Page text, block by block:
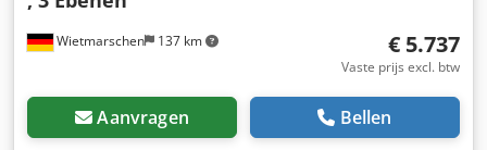
van uw projecten, van planning en bestelling tot
Wietmarschen 137 km € 5.737
Vaste prijs excl. btw
Aanvragen Bellen